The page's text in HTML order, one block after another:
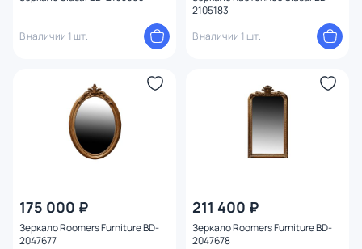
В наличии 1 шт.
2105183
В наличии 1 шт.
175 000 ₽
Зеркало Roomers Furniture BD-
2047677
211 400 ₽
Зеркало Roomers Furniture BD-
2047678